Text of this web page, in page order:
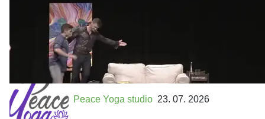
Peace Yoga studio 23. 07. 2026